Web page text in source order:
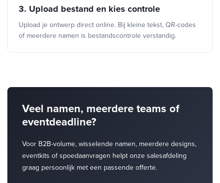
3. Upload bestand en kies controle
Upload je ontwerp direct online. Bij kleine tekst, QR-codes
of meerdere namen is bestandscontrole verstandig.
Veel namen, meerdere teams of
eventdeadline?
Voor B2B-volume, wisselende namen, meerdere designs,
eventkits of spoedaanvragen helpt onze salesafdeling
graag persoonlijk met een passende offerte.